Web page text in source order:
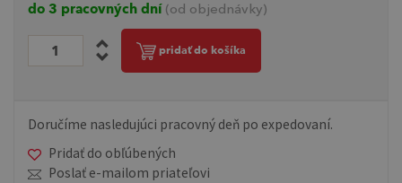
do 3 pracovných dní (od objednávky)
pridať do košíka
Doručíme nasledujúci pracovný deň po expedovaní.
Pridať do obľúbených
Poslať e-mailom priateľovi